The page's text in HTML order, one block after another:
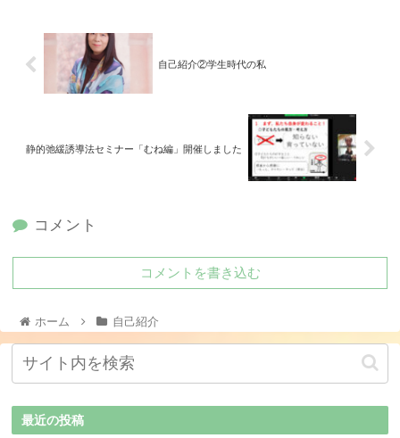
自己紹介②学生時代の私
静的弛緩誘導法セミナー「むね編」開催しました
コメント
コメントを書き込む
ホーム 自己紹介
最近の投稿